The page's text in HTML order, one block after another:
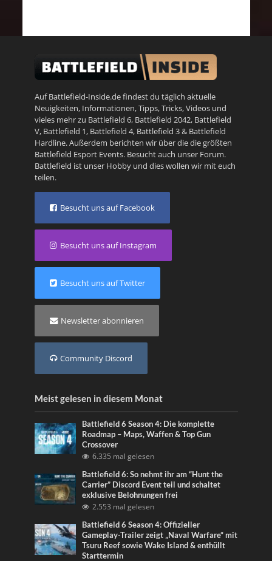
Auf Battlefield-Inside.de findest du täglich aktuelle
Neuigkeiten, Informationen, Tipps, Tricks, Videos und
vieles mehr zu Battlefield 6, Battlefield 2042, Battlefield
V, Battlefield 1, Battlefield 4, Battlefield 3& Battlefield
Hardline. Außerdem berichten wir über die die größten
Battlefield Esport Events. Besucht auch unser Forum.
Battlefield ist unser Hobby und dies wollen wir mit euch
teilen.
Besucht uns auf Facebook
Besucht uns auf Instagram
Besucht uns auf Twitter
Newsletter abonnieren
Community Discord
Meist gelesen in diesem Monat
Battlefield 6 Season 4: Die komplette
Roadmap – Maps, Waffen & Top Gun
Crossover
6.335 mal gelesen
Battlefield 6: So nehmt ihr am “Hunt the
Carrier” Discord Event teil und schaltet
exklusive Belohnungen frei
2.553 mal gelesen
Battlefield 6 Season 4: Offizieller
Gameplay-Trailer zeigt „Naval Warfare“ mit
Tsuru Reef sowie Wake Island & enthüllt
Starttermin